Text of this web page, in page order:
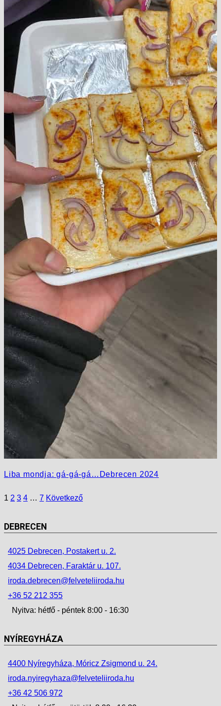
Liba mondja: gá-gá-gá…Debrecen 2024
1 2 3 4 … 7 Következő
DEBRECEN
4025 Debrecen, Postakert u. 2.
4034 Debrecen, Faraktár u. 107.
iroda.debrecen@felveteliiroda.hu
+36 52 212 355
Nyitva: hétfő - péntek 8:00 - 16:30
NYÍREGYHÁZA
4400 Nyíregyháza, Móricz Zsigmond u. 24.
iroda.nyiregyhaza@felveteliiroda.hu
+36 42 506 972